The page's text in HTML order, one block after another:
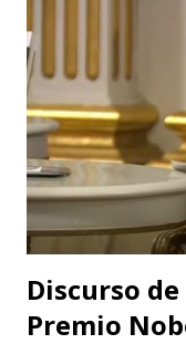
cuenta con el
prestigio como la
de Hidalgo (México),
Iztacala (UNAM,
Superiores Acatlán
organizador
el cuerpo, la esce...
Discurso
Premio